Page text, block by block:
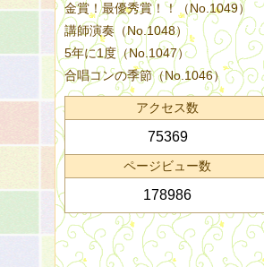
金賞！最優秀賞！！（No.1049）
講師演奏（No.1048）
5年に1度（No.1047）
合唱コンの季節（No.1046）
アクセス数
75369
ページビュー数
178986